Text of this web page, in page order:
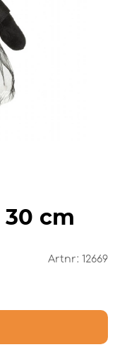
cm
Artnr: 12669